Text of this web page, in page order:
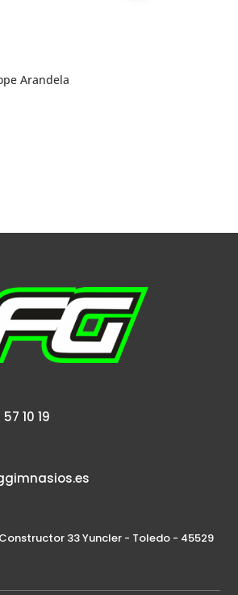
Arandela
10 19
33 Yuncler - Toledo - 45529